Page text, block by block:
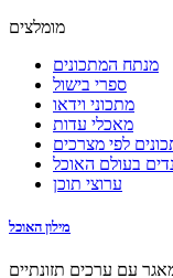
מומלצים
מנתח המתכונים
ספרי בישול
מתכוני וידאו
מאכלי עדות
לפי מצרכים
בעולם האוכל
ערוצי תוכן
מילון האוכל